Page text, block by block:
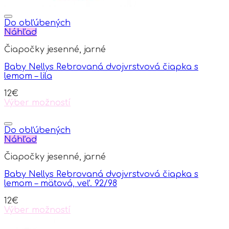
Do obľúbených
Náhľad
Čiapočky jesenné, jarné
Baby Nellys Rebrovaná dvojvrstvová čiapka s
lemom – lila
12€
Výber možností
product
has
multiple
The
may
be
on
the
Do obľúbených
Náhľad
Čiapočky jesenné, jarné
Baby Nellys Rebrovaná dvojvrstvová čiapka s
lemom – mätová, veľ. 92/98
12€
Výber možností